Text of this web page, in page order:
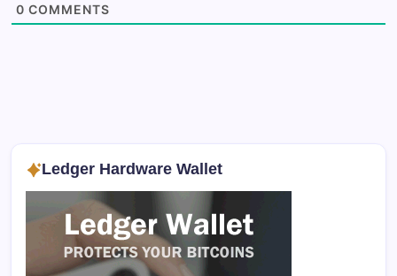
0 COMMENTS
Ledger Hardware Wallet